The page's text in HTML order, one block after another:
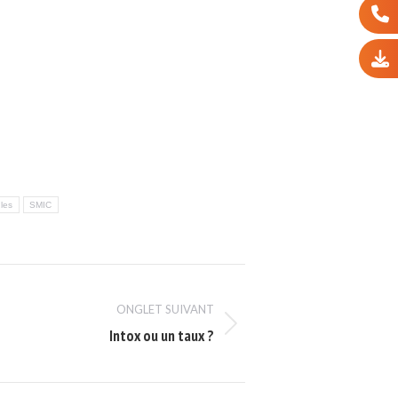
SMIC
ONGLET SUIVANT
Intox ou un taux ?